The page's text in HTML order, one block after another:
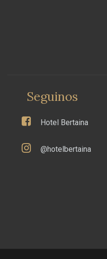
Seguinos
Hotel Bertaina
@hotelbertaina